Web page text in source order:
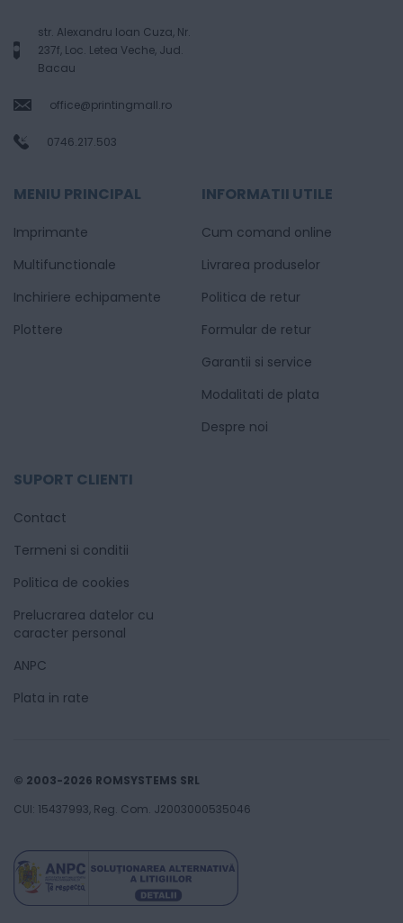
str. Alexandru Ioan Cuza, Nr.
237f, Loc. Letea Veche, Jud.
Bacau
office@printingmall.ro
0746.217.503
MENIU PRINCIPAL
Imprimante
Multifunctionale
Inchiriere echipamente
Plottere
INFORMATII UTILE
Cum comand online
Livrarea produselor
Politica de retur
Formular de retur
Garantii si service
Modalitati de plata
Despre noi
SUPORT CLIENTI
Contact
Termeni si conditii
Politica de cookies
Prelucrarea datelor cu
caracter personal
ANPC
Plata in rate
© 2003-2026 ROMSYSTEMS SRL
CUI: 15437993, Reg. Com. J2003000535046